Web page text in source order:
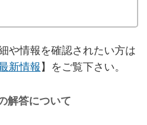
や情報を確認されたい方は
新情報】をご覧下さい。
解答について